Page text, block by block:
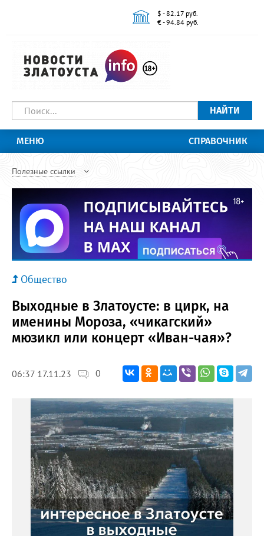
$ - 82.17 руб.
€ - 94.84 руб.
НАЙТИ
МЕНЮ СПРАВОЧНИК
Полезные ссылки
Общество
Выходные в Златоусте: в цирк, на
именины Мороза, «чикагский»
мюзикл или концерт «Иван-чая»?
06:37 17.11.23 0